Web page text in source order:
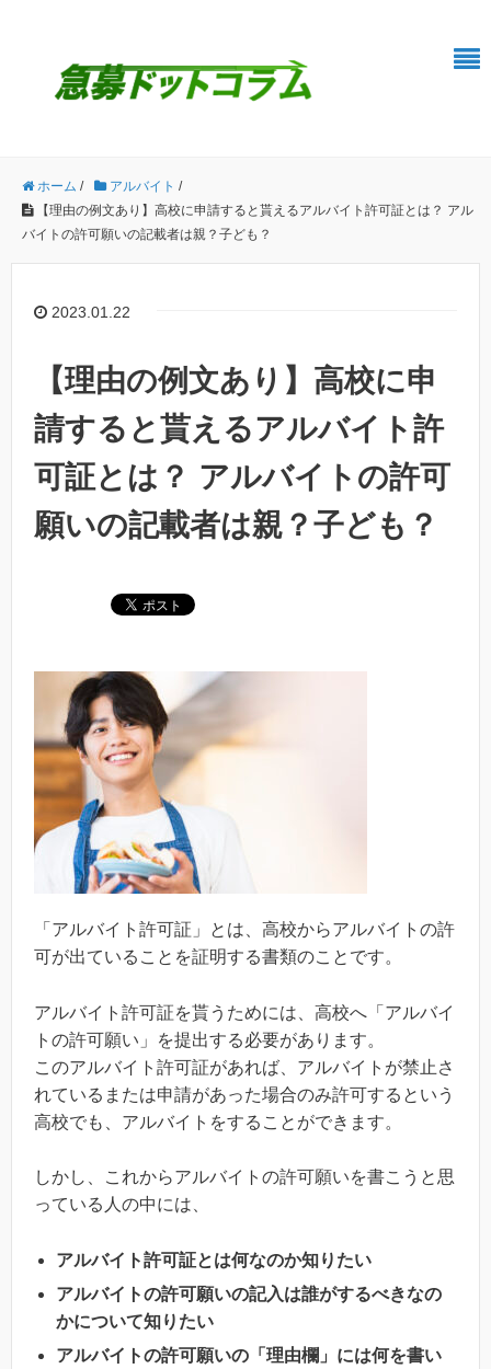
ホーム / アルバイト /
【理由の例文あり】高校に申請すると貰えるアルバイト許可証とは？ アル
バイトの許可願いの記載者は親？子ども？
2023.01.22
【理由の例文あり】高校に申
請すると貰えるアルバイト許
可証とは？ アルバイトの許可
願いの記載者は親？子ども？
「アルバイト許可証」とは、高校からアルバイトの許
可が出ていることを証明する書類のことです。
アルバイト許可証を貰うためには、高校へ「アルバイ
トの許可願い」を提出する必要があります。
このアルバイト許可証があれば、アルバイトが禁止さ
れているまたは申請があった場合のみ許可するという
高校でも、アルバイトをすることができます。
しかし、これからアルバイトの許可願いを書こうと思
っている人の中には、
アルバイト許可証とは何なのか知りたい
アルバイトの許可願いの記入は誰がするべきなの
かについて知りたい
アルバイトの許可願いの「理由欄」には何を書い